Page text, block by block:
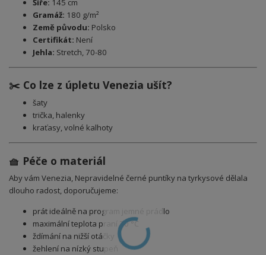
Šíře: 145 cm
Gramáž: 180 g/m²
Země původu: Polsko
Certifikát: Není
Jehla: Stretch, 70-80
✂️ Co lze z úpletu Venezia ušít?
šaty
trička, halenky
kraťasy, volné kalhoty
🧺 Péče o materiál
Aby vám Venezia, Nepravidelné černé puntíky na tyrkysové dělala
dlouho radost, doporučujeme:
prát ideálně na program jemné prádlo
maximální teplota praní 30 °C
ždímání na nižší otáčky
žehlení na nízký stupeň